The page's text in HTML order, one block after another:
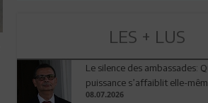
LES + LUS
Le silence des ambassades:
puissance s’affaiblit elle-
08.07.2026